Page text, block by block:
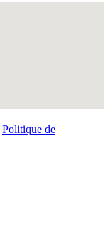
Politique de